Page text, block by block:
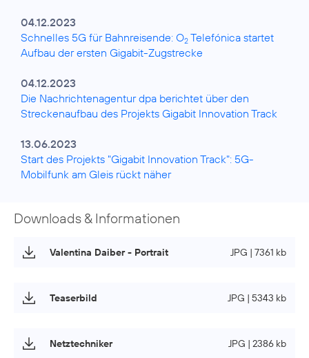
04.12.2023
Schnelles 5G für Bahnreisende: O2 Telefónica startet
Aufbau der ersten Gigabit-Zugstrecke
04.12.2023
Die Nachrichtenagentur dpa berichtet über den
Streckenaufbau des Projekts Gigabit Innovation Track
13.06.2023
Start des Projekts "Gigabit Innovation Track": 5G-
Mobilfunk am Gleis rückt näher
Downloads & Informationen
Valentina Daiber - Portrait JPG | 7361 kb
Teaserbild JPG | 5343 kb
Netztechniker JPG | 2386 kb